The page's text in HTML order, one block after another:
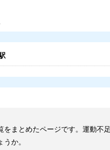
をまとめたページです。運動不
か。